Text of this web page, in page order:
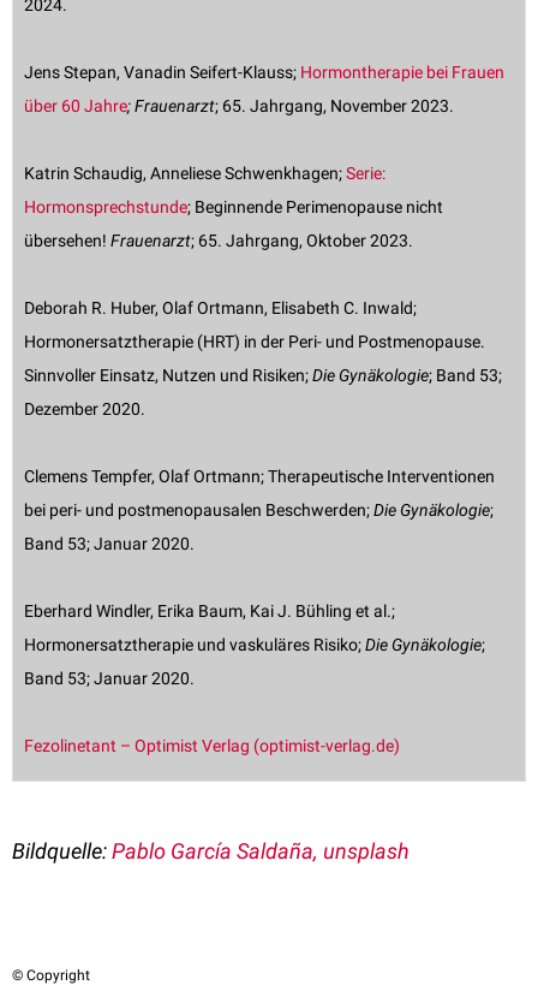
2024.
Jens Stepan, Vanadin Seifert-Klauss; Hormontherapie bei Frauen
über 60 Jahre; Frauenarzt; 65. Jahrgang, November 2023.
Katrin Schaudig, Anneliese Schwenkhagen;Serie:
Hormonsprechstunde; Beginnende Perimenopause nicht
übersehen! Frauenarzt; 65. Jahrgang, Oktober 2023.
Deborah R. Huber, Olaf Ortmann, Elisabeth C. Inwald;
Hormonersatztherapie (HRT) in der Peri- und Postmenopause.
Sinnvoller Einsatz, Nutzen und Risiken;Die Gynäkologie; Band 53;
Dezember 2020.
Clemens Tempfer, Olaf Ortmann; Therapeutische Interventionen
bei peri- und postmenopausalen Beschwerden;Die Gynäkologie;
Band 53; Januar 2020.
Eberhard Windler, Erika Baum, Kai J. Bühling et al.;
Hormonersatztherapie und vaskuläres Risiko;Die Gynäkologie;
Band 53; Januar 2020.
Fezolinetant – Optimist Verlag (optimist-verlag.de)
Bildquelle:Pablo García Saldaña, unsplash
© Copyright